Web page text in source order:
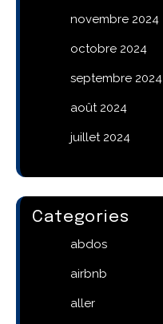
novembre 2024
octobre 2024
septembre 2024
août 2024
juillet 2024
Categories
abdos
airbnb
aller